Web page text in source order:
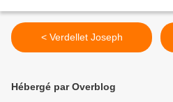
< Verdellet Joseph
Hébergé par Overblog